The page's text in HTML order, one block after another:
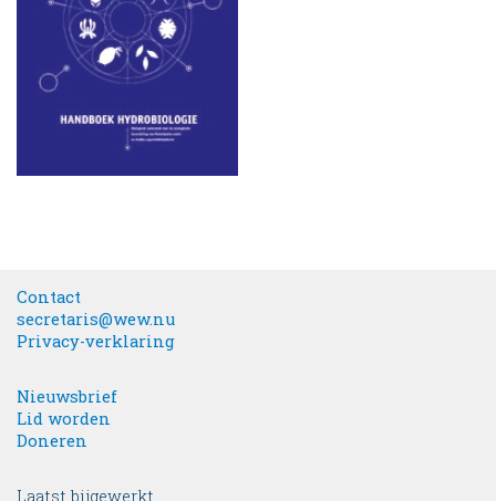
Contact
secretaris@wew.nu
Privacy-verklaring
Nieuwsbrief
Lid worden
Doneren
Laatst bijgewerkt